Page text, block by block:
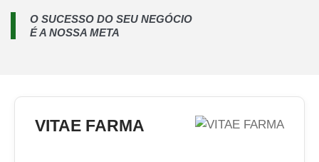
O SUCESSO DO SEU NEGÓCIO
É A NOSSA META
VITAE FARMA